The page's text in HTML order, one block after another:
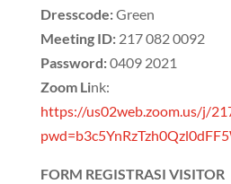
Dresscode:Green
Meeting ID:217 082 0092
Password:0409 2021
Zoom Link:
https://us02web.zoom.us/j/
FORM REGISTRASI VISITOR